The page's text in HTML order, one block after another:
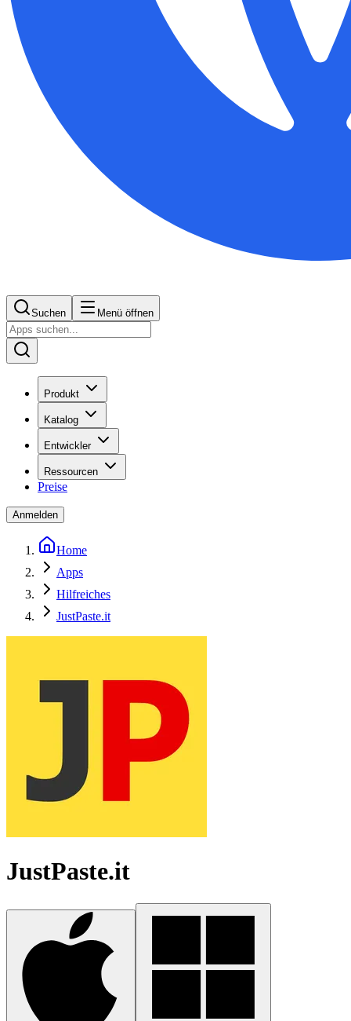
Suchen Menü öffnen
Produkt
Katalog
Entwickler
Ressourcen
Preise
Anmelden
Home
Apps
Hilfreiches
JustPaste.it
JustPaste.it